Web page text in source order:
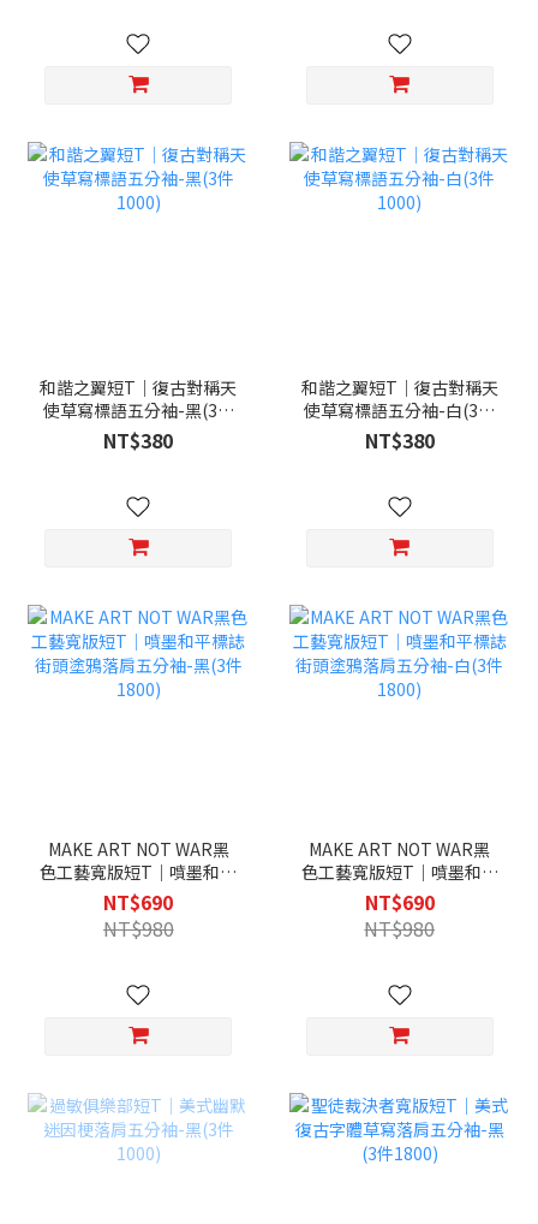
和諧之翼短T｜復古對稱天
使草寫標語五分袖-黑(3件
1000)
NT$380
和諧之翼短T｜復古對稱天
使草寫標語五分袖-白(3件
1000)
NT$380
MAKE ART NOT WAR黑
色工藝寬版短T｜噴墨和平
標誌街頭塗鴉落肩五分袖-
黑(3件1800)
NT$690
NT$980
MAKE ART NOT WAR黑
色工藝寬版短T｜噴墨和平
標誌街頭塗鴉落肩五分袖-
白(3件1800)
NT$690
NT$980